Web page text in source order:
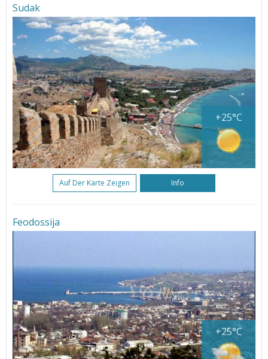
Sudak
+25°C
Auf Der Karte Zeigen Info
Feodossija
+25°C